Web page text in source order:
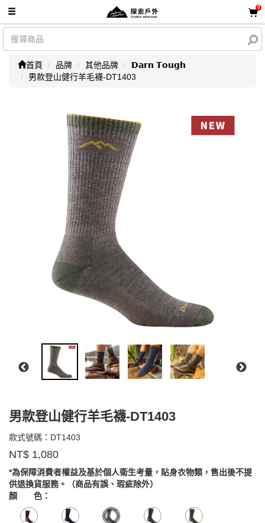
0
首頁 品牌 其他品牌
𝗗𝗮𝗿𝗻 𝗧𝗼𝘂𝗴𝗵
男款登山健行羊毛襪-DT1403
男款登山健行羊毛襪-DT1403
款式號碼： DT1403
牌：
Darn
Tough
NT$ 1,080
*為保障消費者權益及基於個人衛生考量，貼身衣物類，售出後不提
供退換貨服務。（商品有誤、瑕疵除外）
顏 色：